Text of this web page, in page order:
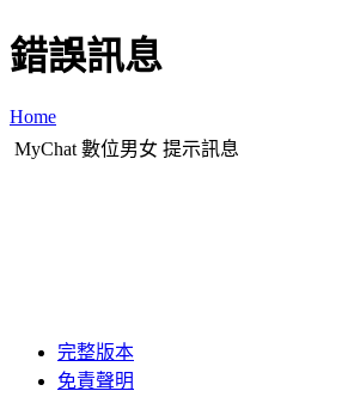
錯誤訊息
Home
MyChat 數位男女 提示訊息
完整版本
免責聲明